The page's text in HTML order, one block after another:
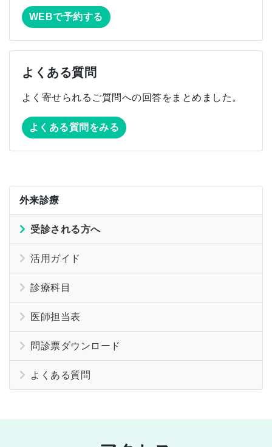
WEBで予約する
よくある質問
よく寄せられるご質問への回答をまとめました。
よくある質問をみる
外来診療
受診される方へ
活用ガイド
診療科目
医師担当表
問診票ダウンロード
よくある質問